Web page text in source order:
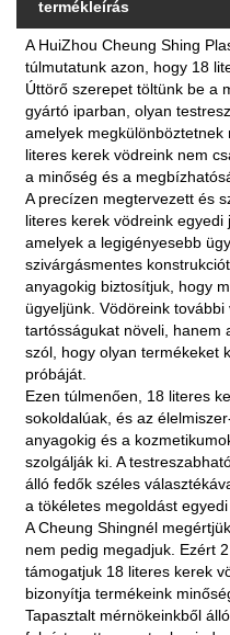
termékleírás
A HuiZhou Cheung Shing
túlmutatunk azon, hogy 18
Úttörő szerepet töltünk be a
gyártó iparban, olyan
amelyek megkülönböztetnek
literes kerek vödreink nem
a minőség és a
A precízen megtervezett és
literes kerek vödreink egyedi
amelyek a legigényesebb
szivárgásmentes
anyagokig biztosítjuk, hogy
ügyeljünk. Vödöreink
tartósságukat növeli, hanem
szól, hogy olyan termékeket
próbáját.
Ezen túlmenően, 18 literes
sokoldalúak, és az
anyagokig és a
szolgálják ki. A
álló fedők széles
a tökéletes megoldást egyedi
A Cheung Shingnél
nem pedig megadjuk. Ezért
támogatjuk 18 literes kerek
bizonyítja termékeink
Tapasztalt mérnökeinkből